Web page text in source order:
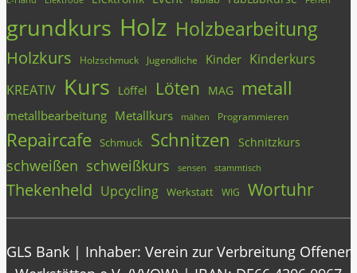
grundkurs Holz Holzbearbeitung
Holzkurs Holzschmuck Jugendliche Kinder Kinderkurs
KREATIV Kurs Löffel Löten MAG metall
metallbearbeitung Metallkurs mähen Programmieren
Repaircafe Schmuck Schnitzen Schnitzkurs
schweißen schweißkurs sensen stammtisch
Thekenheld Upcycling Werkstatt WIG Wortuhr
GLS Bank | Inhaber: Verein zur Verbreitung Offener